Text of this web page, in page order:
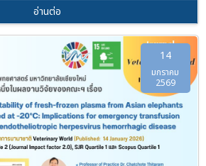
อ่านต่อ
14
มกราคม
2569